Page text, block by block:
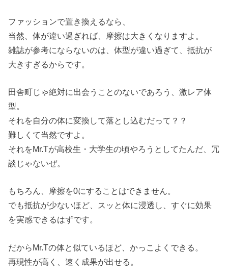
ファッションで置き換えるなら、
当然、体が違い過ぎれば、摩擦は大きくなりますよ。
雑誌が参考にならないのは、体型が違い過ぎて、抵抗が
大きすぎるからです。
田舎町じゃ絶対に出会うことのないであろう、激レア体
型。
それを自分の体に変換して落とし込むだって？？
難しくて当然ですよ。
それをMr.Tが高校生・大学生の頃やろうとしてたんだ、冗
談じゃないぜ。
もちろん、摩擦を0にすることはできません。
でも抵抗が少ないほど、スッと体に浸透し、すぐに効果
を実感できるはずです。
だからMr.Tの体と似ているほど、かっこよくできる。
再現性が高く、速く成果が出せる。